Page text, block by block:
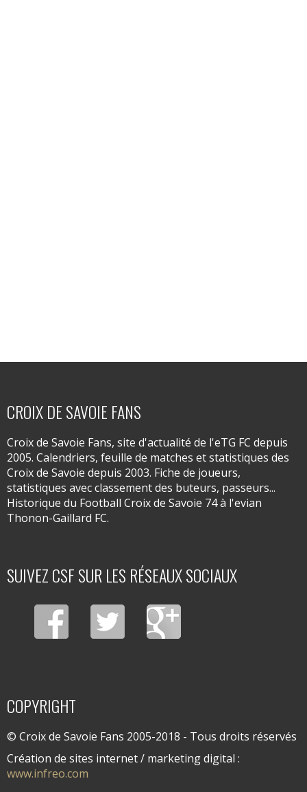
CROIX DE SAVOIE FANS
Croix de Savoie Fans, site d'actualité de l'eTG FC depuis
2005. Calendriers, feuille de matches et statistiques des
Croix de Savoie depuis 2003. Fiche de joueurs,
statistiques avec classement des buteurs, passeurs...
Historique du Football Croix de Savoie 74 à l'evian
Thonon-Gaillard FC.
SUIVEZ CSF SUR LES RÉSEAUX SOCIAUX
COPYRIGHT
© Croix de Savoie Fans 2005-2018 - Tous droits réservés
Création de sites internet / marketing digital :
www.infreo.com